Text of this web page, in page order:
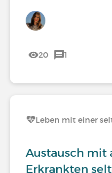
20 1
Leben mit einer
Austausch mit
Erkrankten